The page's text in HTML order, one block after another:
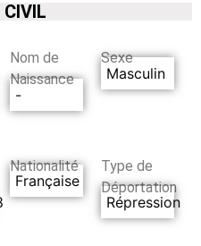
Nom de
Naissance
-
Sexe
Masculin
Nationalité
Française
Type de
Déportation
Répression